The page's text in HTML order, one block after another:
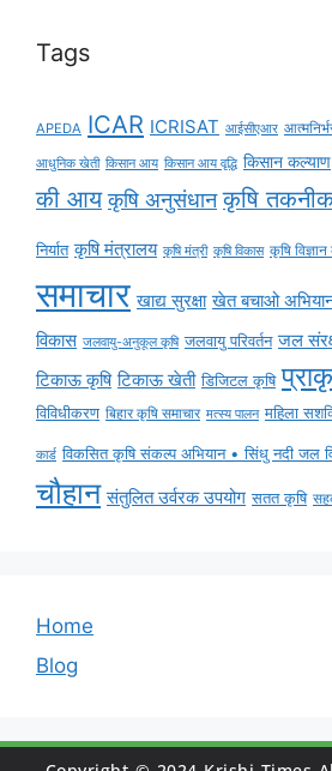
Tags
APEDA ICAR ICRISAT आईसीएआर
आधुनिक खेती किसान आय किसान आय वृद्धि किसान कल्याण
की आय कृषि अनुसंधान कृषि
निर्यात कृषि मंत्रालय कृषि मंत्री कृषि विकास कृषि
समाचार खाद्य सुरक्षा खेत बचाओ
विकास जलवायु-अनुकूल कृषि जलवायु परिवर्तन जल
टिकाऊ कृषि टिकाऊ खेती डिजिटल कृषि
विविधीकरण बिहार कृषि समाचार मत्स्य पालन महिला
कार्ड विकसित कृषि संकल्प अभियान • सिंधु नदी जल
चौहान संतुलित उर्वरक उपयोग सतत कृषि
Home
Blog